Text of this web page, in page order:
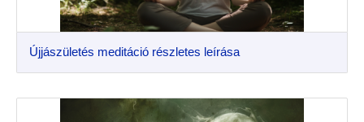
Újjászületés meditáció részletes leírása